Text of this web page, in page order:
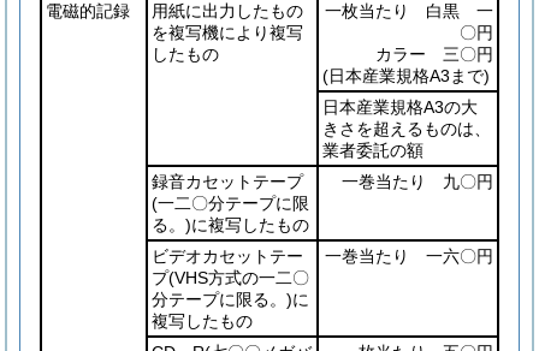
電磁的記録
用紙に出力したもの
を複写機により複写
したもの
一枚当たり 白黒 一
〇円
カラー 三〇円
(日本産業規格A3まで)
日本産業規格A3の大
きさを超えるものは、
業者委託の額
録音カセットテープ
(一二〇分テープに限
る。)に複写したもの
一巻当たり 九〇円
ビデオカセットテー
プ(VHS方式の一二〇
分テープに限る。)に
複写したもの
一巻当たり 一六〇円